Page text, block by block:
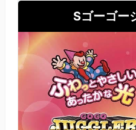
Sゴーゴー